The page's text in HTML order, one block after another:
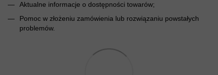
Aktualne informacje o dostępności towarów;
Pomoc w złożeniu zamówienia lub rozwiązaniu powstałych
problemów.